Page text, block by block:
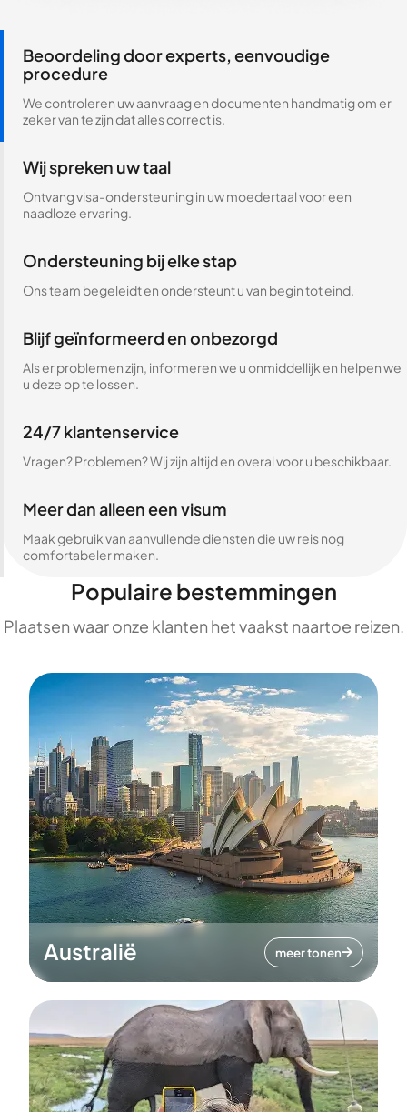
Beoordeling door experts, eenvoudige
procedure
We controleren uw aanvraag en documenten handmatig om er
zeker van te zijn dat alles correct is.
Wij spreken uw taal
Ontvang visa-ondersteuning in uw moedertaal voor een
naadloze ervaring.
Ondersteuning bij elke stap
Ons team begeleidt en ondersteunt u van begin tot eind.
Blijf geïnformeerd en onbezorgd
Als er problemen zijn, informeren we u onmiddellijk en helpen we
u deze op te lossen.
24/7 klantenservice
Vragen? Problemen? Wij zijn altijd en overal voor u beschikbaar.
Meer dan alleen een visum
Maak gebruik van aanvullende diensten die uw reis nog
comfortabeler maken.
Populaire bestemmingen
Plaatsen waar onze klanten het vaakst naartoe reizen.
Australië meer tonen